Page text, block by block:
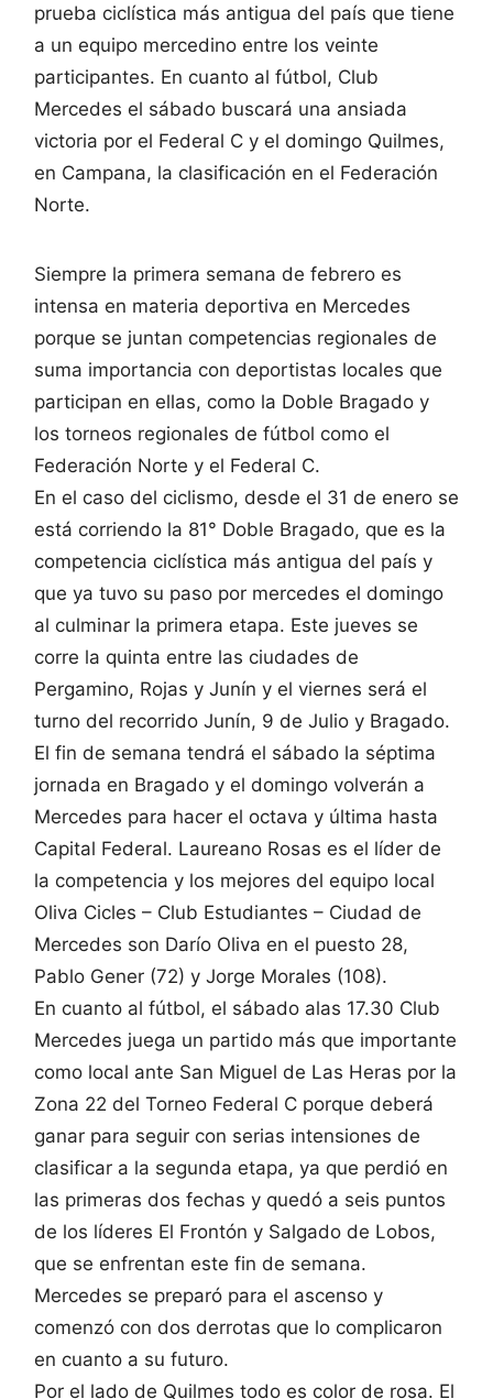
prueba ciclística más antigua del país que tiene
a un equipo mercedino entre los veinte
participantes. En cuanto al fútbol, Club
Mercedes el sábado buscará una ansiada
victoria por el Federal C y el domingo Quilmes,
en Campana, la clasificación en el Federación
Norte.
Siempre la primera semana de febrero es
intensa en materia deportiva en Mercedes
porque se juntan competencias regionales de
suma importancia con deportistas locales que
participan en ellas, como la Doble Bragado y
los torneos regionales de fútbol como el
Federación Norte y el Federal C.
En el caso del ciclismo, desde el 31 de enero se
está corriendo la 81° Doble Bragado, que es la
competencia ciclística más antigua del país y
que ya tuvo su paso por mercedes el domingo
al culminar la primera etapa. Este jueves se
corre la quinta entre las ciudades de
Pergamino, Rojas y Junín y el viernes será el
turno del recorrido Junín, 9 de Julio y Bragado.
El fin de semana tendrá el sábado la séptima
jornada en Bragado y el domingo volverán a
Mercedes para hacer el octava y última hasta
Capital Federal. Laureano Rosas es el líder de
la competencia y los mejores del equipo local
Oliva Cicles – Club Estudiantes – Ciudad de
Mercedes son Darío Oliva en el puesto 28,
Pablo Gener (72) y Jorge Morales (108).
En cuanto al fútbol, el sábado alas 17.30 Club
Mercedes juega un partido más que importante
como local ante San Miguel de Las Heras por la
Zona 22 del Torneo Federal C porque deberá
ganar para seguir con serias intensiones de
clasificar a la segunda etapa, ya que perdió en
las primeras dos fechas y quedó a seis puntos
de los líderes El Frontón y Salgado de Lobos,
que se enfrentan este fin de semana.
Mercedes se preparó para el ascenso y
comenzó con dos derrotas que lo complicaron
en cuanto a su futuro.
Por el lado de Quilmes todo es color de rosa. El